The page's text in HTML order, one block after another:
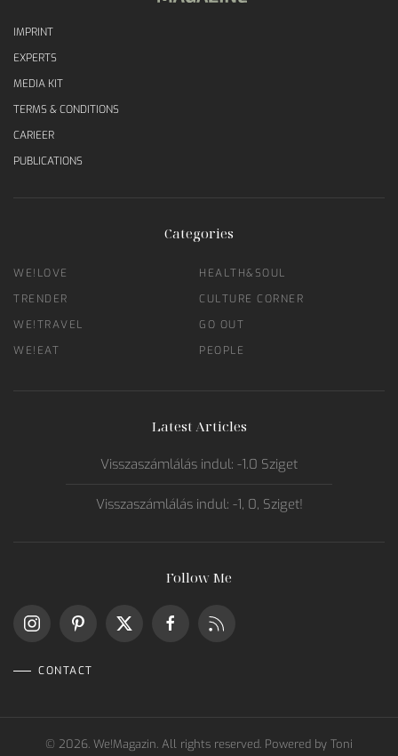
IMPRINT
EXPERTS
MEDIA KIT
TERMS & CONDITIONS
CARIEER
PUBLICATIONS
Categories
WE!LOVE
TRENDER
WE!TRAVEL
WE!EAT
HEALTH&SOUL
CULTURE CORNER
GO OUT
PEOPLE
Latest Articles
Visszaszámlálás indul: -1.0 Sziget
Visszaszámlálás indul: -1, 0, Sziget!
Follow Me
CONTACT
© 2026. We!Magazin. All rights reserved. Powered by Toni